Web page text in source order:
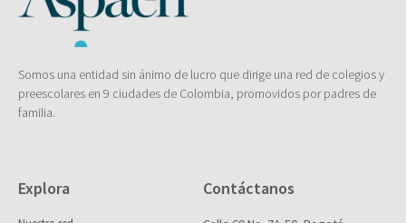
Somos una entidad sin ánimo de lucro que dirige una red de colegios y
preescolares en 9 ciudades de Colombia, promovidos por padres de
familia.
Explora Contáctanos